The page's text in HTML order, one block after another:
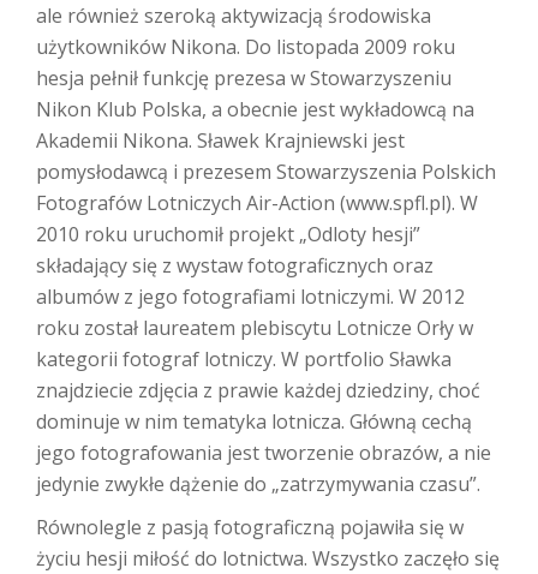
ale również szeroką aktywizacją środowiska
użytkowników Nikona. Do listopada 2009 roku
hesja pełnił funkcję prezesa w Stowarzyszeniu
Nikon Klub Polska, a obecnie jest wykładowcą na
Akademii Nikona. Sławek Krajniewski jest
pomysłodawcą i prezesem Stowarzyszenia Polskich
Fotografów Lotniczych Air-Action (www.spfl.pl). W
2010 roku uruchomił projekt „Odloty hesji”
składający się z wystaw fotograficznych oraz
albumów z jego fotografiami lotniczymi. W 2012
roku został laureatem plebiscytu Lotnicze Orły w
kategorii fotograf lotniczy. W portfolio Sławka
znajdziecie zdjęcia z prawie każdej dziedziny, choć
dominuje w nim tematyka lotnicza. Główną cechą
jego fotografowania jest tworzenie obrazów, a nie
jedynie zwykłe dążenie do „zatrzymywania czasu”.
Równolegle z pasją fotograficzną pojawiła się w
życiu hesji miłość do lotnictwa. Wszystko zaczęło się